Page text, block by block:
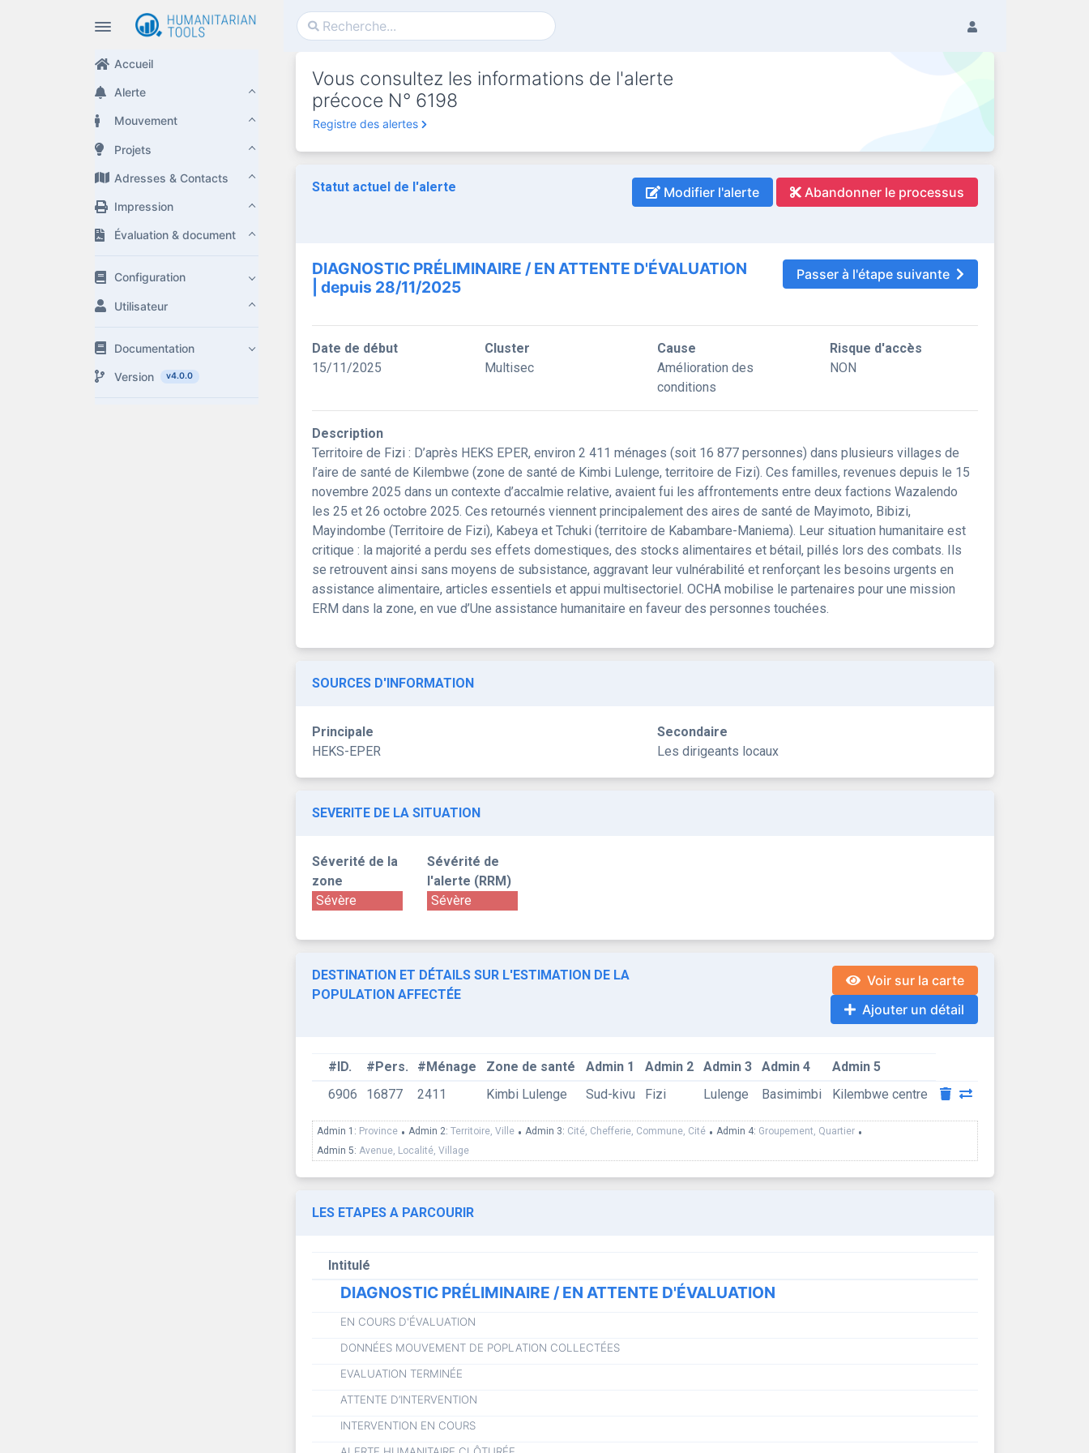
Accueil
Alerte
Mouvement
Projets
Adresses & Contacts
Impression
Évaluation & document
Configuration
Utilisateur
Documentation
Version v4.0.0
Vous consultez les informations de l'alerte
précoce N° 6198
Registre des alertes
Statut actuel de l'alerte Modifier l'alerte Abandonner le processus
DIAGNOSTIC PRÉLIMINAIRE / EN ATTENTE D'ÉVALUATION
| depuis 28/11/2025
Passer à l'étape suivante
Date de début
15/11/2025
Cluster
Multisec
Cause
Amélioration des
conditions
Risque d'accès
NON
Description
Territoire de Fizi : D’après HEKS EPER, environ 2 411 ménages (soit 16 877 personnes) dans plusieurs villages de
l’aire de santé de Kilembwe (zone de santé de Kimbi Lulenge, territoire de Fizi). Ces familles, revenues depuis le 15
novembre 2025 dans un contexte d’accalmie relative, avaient fui les affrontements entre deux factions Wazalendo
les 25 et 26 octobre 2025. Ces retournés viennent principalement des aires de santé de Mayimoto, Bibizi,
Mayindombe (Territoire de Fizi), Kabeya et Tchuki (territoire de Kabambare-Maniema). Leur situation humanitaire est
critique : la majorité a perdu ses effets domestiques, des stocks alimentaires et bétail, pillés lors des combats. Ils
se retrouvent ainsi sans moyens de subsistance, aggravant leur vulnérabilité et renforçant les besoins urgents en
assistance alimentaire, articles essentiels et appui multisectoriel. OCHA mobilise le partenaires pour une mission
ERM dans la zone, en vue d’Une assistance humanitaire en faveur des personnes touchées.
SOURCES D'INFORMATION
Principale
HEKS-EPER
Secondaire
Les dirigeants locaux
SEVERITE DE LA SITUATION
Séverité de la
zone
Sévère
Sévérité de
l'alerte (RRM)
Sévère
DESTINATION ET DÉTAILS SUR L'ESTIMATION DE LA
POPULATION AFFECTÉE
Voir sur la carte
Ajouter un détail
#ID. #Pers. #Ménage Zone de santé Admin 1 Admin 2 Admin 3 Admin 4
Admin 5
6906
16877 2411 Kimbi Lulenge Sud-kivu Fizi Lulenge Basimimbi Kilembwe centre
Admin 1: Province • Admin 2: Territoire, Ville • Admin 3: Cité, Chefferie, Commune, Cité • Admin 4: Groupement, Quartier •
Admin 5: Avenue, Localité, Village
LES ETAPES A PARCOURIR
Intitulé
DIAGNOSTIC PRÉLIMINAIRE / EN ATTENTE D'ÉVALUATION
EN COURS D'ÉVALUATION
DONNÉES MOUVEMENT DE POPLATION COLLECTÉES
EVALUATION TERMINÉE
ATTENTE D’INTERVENTION
INTERVENTION EN COURS